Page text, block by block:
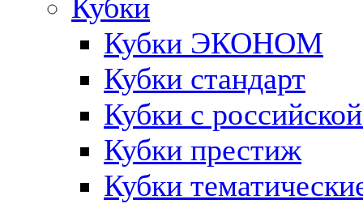
Кубки
Кубки ЭКОНОМ
Кубки стандарт
Кубки с
Кубки престиж
Кубки